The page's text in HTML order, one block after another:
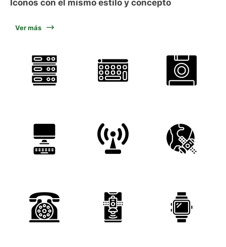
Iconos con el mismo estilo y concepto
Ver más